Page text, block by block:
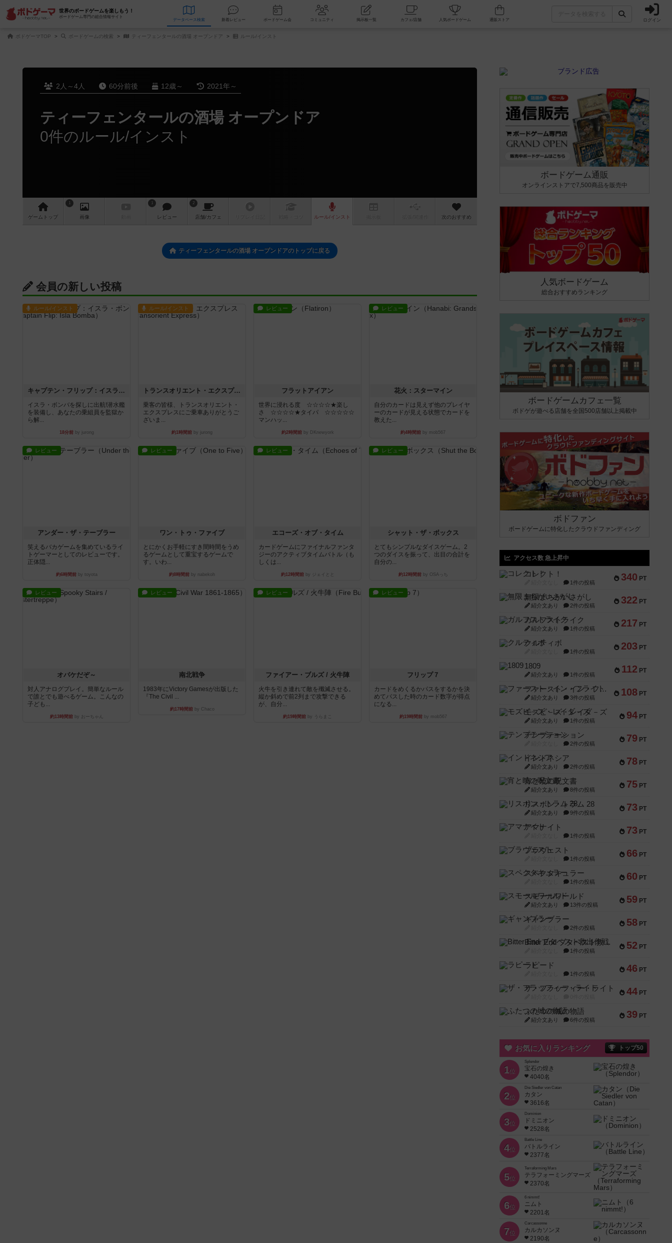
世界のボードゲームを楽しもう！
ボードゲーム専門の総合情報サイト
データベース 検索 新着レビュー ボードゲーム会 コミュニティ 掲示板一覧 カフェ/店舗 人気ボードゲーム ログイン
ボドゲーマTOP ボードゲームの検索 ティーフェンタールの酒場 オープンドア ルール/インスト
2人～4人 60分前後 12歳～ 2021年～
ティーフェンタールの酒場 オープンドア
0件のルール/インスト
ゲーム トップ
1
画像
1
レビュー
2
店舗/カフェ ルール/インスト 次のおすすめ
ティーフェンタールの酒場 オープンドアのトップに戻る
会員の新しい投稿
ルール/インスト
キャプテン・フリップ：イスラ・ボンバ
イスラ・ボンバを探しに出航!潜水艦
を装備し、あなたの乗組員を監獄か
ら解...
18分前by jurong
ルール/インスト
トランスオリエント・エクスプレス
乗客の皆様、トランスオリエント・
エクスプレスにご乗車ありがとうご
ざいま...
約1時間前 by jurong
レビュー
フラットアイアン
世界に浸れる度 ☆☆☆☆★楽し
さ ☆☆☆☆★タイパ ☆☆☆☆☆
マンハッ...
約2時間前by DKnewyork
レビュー
花火：スターマイン
自分のカードは見えず他のプレイヤ
ーのカードが見える状態でカードを
教えた...
約4時間前 by mob567
レビュー
アンダー・ザ・テーブラー
笑えるバカゲームを集めているライ
トゲーマーとしてのレビューです。
正体隠...
約6時間前by toyota
レビュー
ワン・トゥ・ファイブ
とにかくお手軽にすき間時間をうめ
るゲームとして重宝するゲームで
す。いわ...
約8時間前 by nabekoh
レビュー
エコーズ・オブ・タイム
カードゲームにファイナルファンタ
ジーのアクティブタイムバトル（も
しくは...
約12時間前by ジェイとと
レビュー
シャット・ザ・ボックス
とてもシンプルなダイスゲーム。2
つのダイスを振って、出目の合計を
自分の...
約12時間前by OSAっち
レビュー
オバケだぞ～
対人アナログプレイ。簡単なルール
で誰とでも遊べるゲーム。こんなの
子ども...
約13時間前by おーちゃん
レビュー
南北戦争
1983年にVictory Gamesが出版した
『The Civil ...
約17時間前by Chaco
レビュー
ファイアー・ブルズ / 火牛陣
火牛を引き連れて敵を殲滅させる。
縦か斜めで前2列まで攻撃できる
が、自分...
約19時間前 by うらまこ
レビュー
フリップ７
カードをめくるかパスをするかを決
めてパスした時のカード数字が得点
になる...
約19時間前by mob567
ボードゲーム通販
オンラインストアで7,500商品を販売中
人気ボードゲーム
総合おすすめランキング
ボードゲームカフェ一覧
ボドゲが遊べる店舗を全国500店舗以上掲載中
ボドファン
ボードゲームに特化したクラウドファンディング
アクセス数 急上昇中
340 PT
コレクト！
1件の投稿
322 PT
無限まちがいさがし
紹介文あり 2件の投稿
217 PT
ガルフストライク
紹介文あり 1件の投稿
203 PT
クルティボ
1件の投稿
112 PT
1809
紹介文あり 1件の投稿
108 PT
ファースト・イン・フライト
紹介文あり 3件の投稿
94 PT
モズビ－ズ・レイダ－ズ
紹介文あり 1件の投稿
79 PT
テンプテーション
2件の投稿
78 PT
インドネシア
紹介文あり 2件の投稿
75 PT
宵と暁の呪文書
紹介文あり 8件の投稿
73 PT
リスボン・トラム 28
紹介文あり 9件の投稿
73 PT
アマナイト
1件の投稿
66 PT
ブラヴェスト
1件の投稿
60 PT
スペクタキュラー
1件の投稿
59 PT
スモールワールド
紹介文あり 13件の投稿
58 PT
ギャンブラー
2件の投稿
52 PT
Bitter End ブタペスト救出作戦
1件の投稿
46 PT
ラピード
1件の投稿
44 PT
ザ・フラッフィー・ライト
39 PT
ふたつの城の物語
紹介文あり 6件の投稿
お気に入りランキング トップ50
1位
Splendor
宝石の煌き
4040名
2位
Die Siedler von Catan
カタン
3616名
3位
Dominion
ドミニオン
2528名
4位
Battle Line
バトルライン
2377名
5位
Terraforming Mars
テラフォーミングマーズ
2370名
6位
6 nimmt!
ニムト
2201名
7位
Carcassonne
カルカソンヌ
2190名